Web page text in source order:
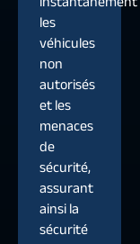
les
véhicules
non
autorisés
et les
menaces
de
sécurité,
assurant
ainsi la
sécurité